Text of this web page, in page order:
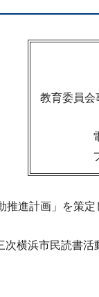
教育委員会
進計画」を策定
横浜市民読書活